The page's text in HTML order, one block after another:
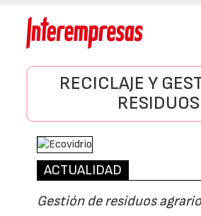
RECICLAJE Y
RESIDUOS
ACTUALIDAD
Gestión de residuos